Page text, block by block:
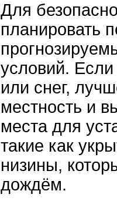
Для
планировать
условий.
или снег,
местность и
места для
такие как
низины,
дождём.